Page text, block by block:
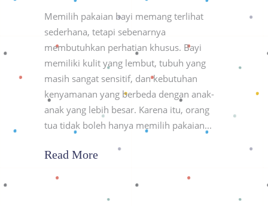
Memilih pakaian bayi memang terlihat
sederhana, tetapi sebenarnya
membutuhkan perhatian khusus. Bayi
memiliki kulit yang lembut, tubuh yang
masih sangat sensitif, dan kebutuhan
kenyamanan yang berbeda dengan anak-
anak yang lebih besar. Karena itu, orang
tua tidak boleh hanya memilih pakaian
Read More